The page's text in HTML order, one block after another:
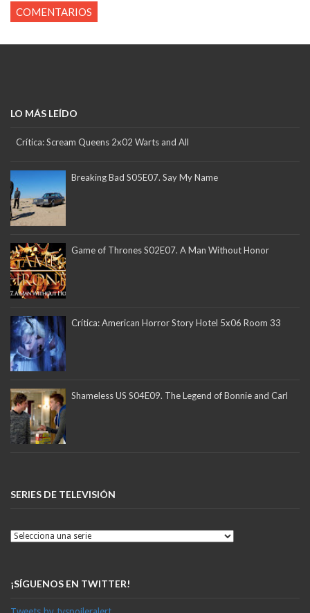
COMENTARIOS
LO MÁS LEÍDO
Crítica: Scream Queens 2x02 Warts and All
Breaking Bad S05E07. Say My Name
Game of Thrones S02E07. A Man Without Honor
Crítica: American Horror Story Hotel 5x06 Room 33
Shameless US S04E09. The Legend of Bonnie and Carl
SERIES DE TELEVISIÓN
¡SÍGUENOS EN TWITTER!